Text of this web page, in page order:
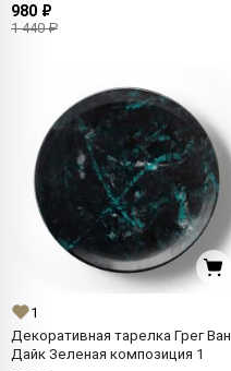
980 ₽
1 440 ₽
1
Декоративная тарелка Грег Ван
Дайк Зеленая композиция 1